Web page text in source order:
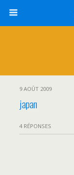
9 AOÛT 2009
japan
4 RÉPONSES